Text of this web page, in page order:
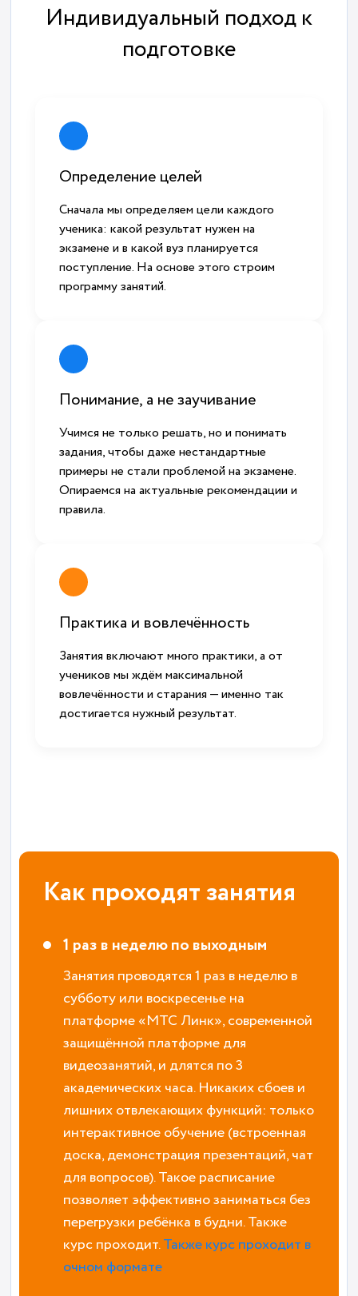
Индивидуальный подход к
подготовке
Определение целей
Сначала мы определяем цели каждого
ученика: какой результат нужен на
экзамене и в какой вуз планируется
поступление. На основе этого строим
программу занятий.
Понимание, а не заучивание
Учимся не только решать, но и понимать
задания, чтобы даже нестандартные
примеры не стали проблемой на экзамене.
Опираемся на актуальные рекомендации и
правила.
Практика и вовлечённость
Занятия включают много практики, а от
учеников мы ждём максимальной
вовлечённости и старания — именно так
достигается нужный результат.
Как проходят занятия
1 раз в неделю по выходным
Занятия проводятся 1 раз в неделю в
субботу или воскресенье на
платформе «MTC Линк», современной
защищённой платформе для
видеозанятий, и длятся по 3
академических часа. Никаких сбоев и
лишних отвлекающих функций: только
интерактивное обучение (встроенная
доска, демонстрация презентаций, чат
для вопросов). Такое расписание
позволяет эффективно заниматься без
перегрузки ребёнка в будни. Также
курс проходит.Также курс проходит в
очном формате